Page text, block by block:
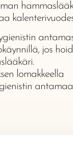
jos
lomakkeella